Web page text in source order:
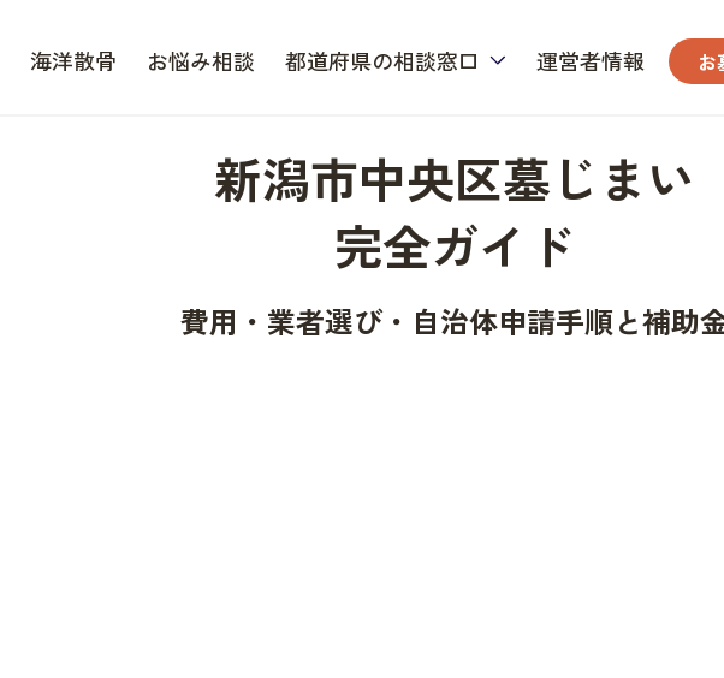
海洋散骨 お悩み相談 都道府県の相談窓口 運営者情報 お
新潟市中央区墓じまい
完全ガイド
費用・業者選び・自治体申請手順と補助